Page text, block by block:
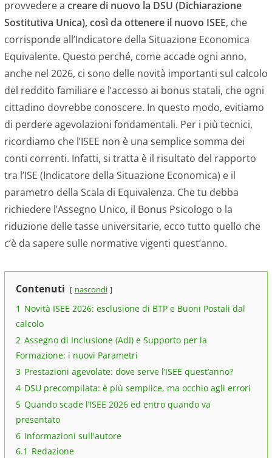
provvedere a creare di nuovo la DSU (Dichiarazione
Sostitutiva Unica), così da ottenere il nuovo ISEE, che
corrisponde all’Indicatore della Situazione Economica
Equivalente. Questo perché, come accade ogni anno,
anche nel 2026, ci sono delle novità importanti sul calcolo
del reddito familiare e l’accesso ai bonus statali, che ogni
cittadino dovrebbe conoscere. In questo modo, evitiamo
di perdere agevolazioni fondamentali. Per i più tecnici,
ricordiamo che l’ISEE non è una semplice somma dei
conti correnti. Infatti, si tratta è il risultato del rapporto
tra l’ISE (Indicatore della Situazione Economica) e il
parametro della Scala di Equivalenza. Che tu debba
richiedere l’Assegno Unico, il Bonus Psicologo o la
riduzione delle tasse universitarie, ecco tutto quello che
c’è da sapere sulle normative vigenti quest’anno.
Contenuti nascondi
1 Novità ISEE 2026: esclusione di BTP e Buoni Postali dal
calcolo
2 Assegno di Inclusione (AdI) e Supporto per la
Formazione: i nuovi Parametri
3 Prestazioni agevolate: dove serve l’ISEE quest’anno?
4 DSU precompilata: è più semplice, ma occhio agli errori
5 Quando scade l’ISEE 2026 ed entro quando va
presentato
6 Informazioni sull'autore
6.1 Redazione